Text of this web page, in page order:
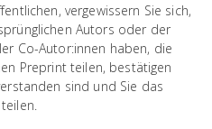
vergewissern Sie sich,
Autors oder der
Co-Autor:innen haben, die
Preprint teilen, bestätigen
sind und Sie das